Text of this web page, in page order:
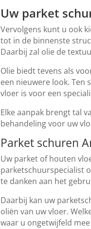
Uw parket
Vervolgens kunt u ook
tot in de binnenste
Daarbij zal olie de
Olie biedt tevens als
een nieuwere look. Ten
vloer is voor een
Elke aanpak brengt tal
behandeling voor uw
Parket schuren
Uw parket of houten
parketschuurspecialist
te danken aan het
Daarbij kan uw
oliën van uw vloer.
waar u ongetwijfeld